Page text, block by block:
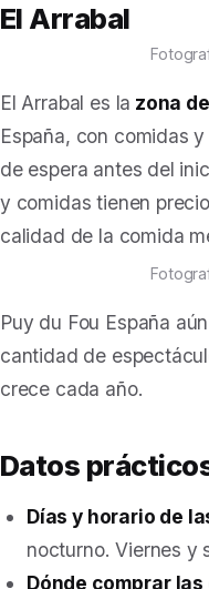
El Arrabal
El Arrabal es la zona
España, con comidas
de espera antes del
y comidas tienen
calidad de la comida
Puy du Fou España
cantidad de
crece cada año.
Datos
Días y horario de
nocturno. Viernes y
Dónde comprar